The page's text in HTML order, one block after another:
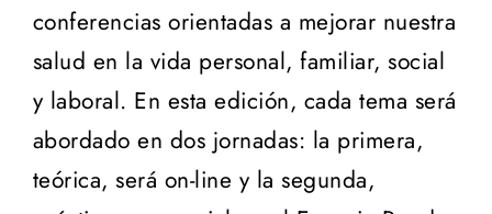
conferencias orientadas a mejorar nuestra
salud en la vida personal, familiar, social
y laboral. En esta edición, cada tema será
abordado en dos jornadas: la primera,
teórica, será on-line y la segunda,